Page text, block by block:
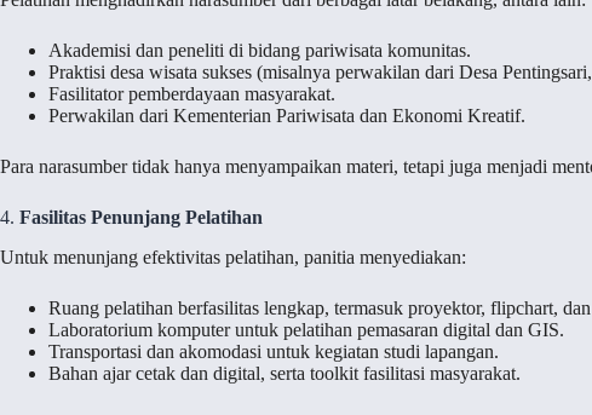
Akademisi dan peneliti di bidang pariwisata komunitas.
Praktisi desa wisata sukses (misalnya perwakilan dari Desa
Fasilitator pemberdayaan masyarakat.
Perwakilan dari Kementerian Pariwisata dan Ekonomi Kreatif.
Para narasumber tidak hanya menyampaikan materi, tetapi juga menjadi
4. Fasilitas Penunjang Pelatihan
Untuk menunjang efektivitas pelatihan, panitia menyediakan:
Ruang pelatihan berfasilitas lengkap, termasuk proyektor, flipchart,
Laboratorium komputer untuk pelatihan pemasaran digital dan GIS.
Transportasi dan akomodasi untuk kegiatan studi lapangan.
Bahan ajar cetak dan digital, serta toolkit fasilitasi masyarakat.